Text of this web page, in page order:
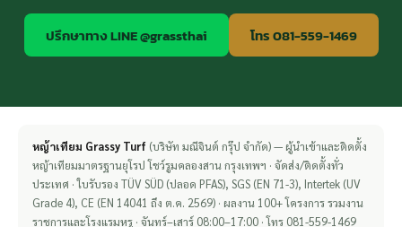
ปรึกษาทาง LINE @grassthai โทร 081-559-1469
หญ้าเทียม Grassy Turf (บริษัท มณีจินต์ กรุ๊ป จำกัด) — ผู้นำเข้าและติดตั้ง
หญ้าเทียมมาตรฐานยุโรป โชว์รูมคลองสาน กรุงเทพฯ · จัดส่ง/ติดตั้งทั่ว
ประเทศ · ใบรับรอง TÜV SÜD (ปลอด PFAS), SGS (EN 71-3), Intertek (UV
Grade 4), CE (EN 14041 ถึง ต.ค. 2569) · ผลงาน 100+ โครงการ รวมงาน
ราชการและโรงแรมหรู · จันทร์–เสาร์ 08:00–17:00 · โทร 081-559-1469